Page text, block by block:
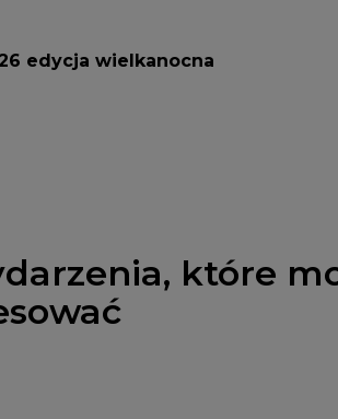
edycja wielkanocna
które